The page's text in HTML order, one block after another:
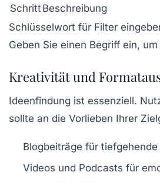
Schritt Beschreibung
Schlüsselwort für Filter
Geben Sie einen Begriff ein, um
Kreativität und
Ideenfindung ist essenziell.
sollte an die Vorlieben Ihrer
Blogbeiträge für
Videos und Podcasts für